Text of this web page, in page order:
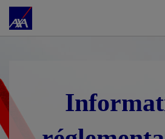
Accéder au Contenu Accéder